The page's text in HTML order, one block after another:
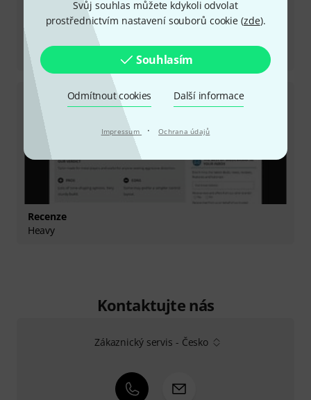
Svůj souhlas můžete kdykoli odvolat
prostřednictvím nastavení souborů cookie (zde).
Souhlasím
Odmítnout cookies Další informace
Impressum · Ochrana údajů
Echosystem
Recenze
Heavy
Kontaktujte nás
Zákaznický servis - Česko